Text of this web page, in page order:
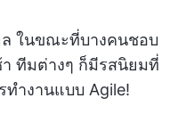
ล ในขณะที่บางคนชอบ
า ทีมต่างๆ ก็มีรสนิยมที่
ทำงานแบบ Agile!